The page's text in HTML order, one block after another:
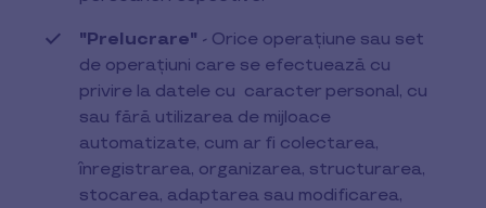
"Prelucrare" - Orice operațiune sau set
de operațiuni care se efectuează cu
privire la datele cu caracter personal, cu
sau fără utilizarea de mijloace
automatizate, cum ar fi colectarea,
înregistrarea, organizarea, structurarea,
stocarea, adaptarea sau modificarea,